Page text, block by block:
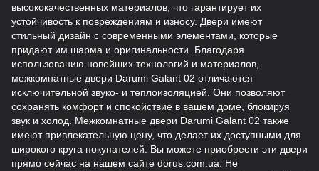
высококачественных материалов, что гарантирует их
устойчивость к повреждениям и износу. Двери имеют
стильный дизайн с современными элементами, которые
придают им шарма и оригинальности. Благодаря
использованию новейших технологий и материалов,
межкомнатные двери Darumi Galant 02 отличаются
исключительной звуко- и теплоизоляцией. Они позволяют
сохранять комфорт и спокойствие в вашем доме, блокируя
звук и холод. Межкомнатные двери Darumi Galant 02 также
имеют привлекательную цену, что делает их доступными для
широкого круга покупателей. Вы можете приобрести эти двери
прямо сейчас на нашем сайте dorus.com.ua. Не